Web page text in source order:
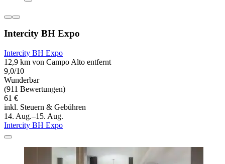
Intercity BH Expo
Intercity BH Expo
12,9 km von Campo Alto entfernt
9,0/10
Wunderbar
(911 Bewertungen)
61 €
inkl. Steuern & Gebühren
14. Aug.–15. Aug.
Intercity BH Expo